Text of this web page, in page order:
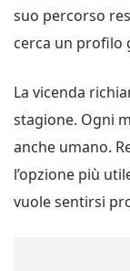
suo percorso
cerca un profilo
La vicenda
stagione. Ogni
anche umano.
l’opzione più
vuole sentirsi